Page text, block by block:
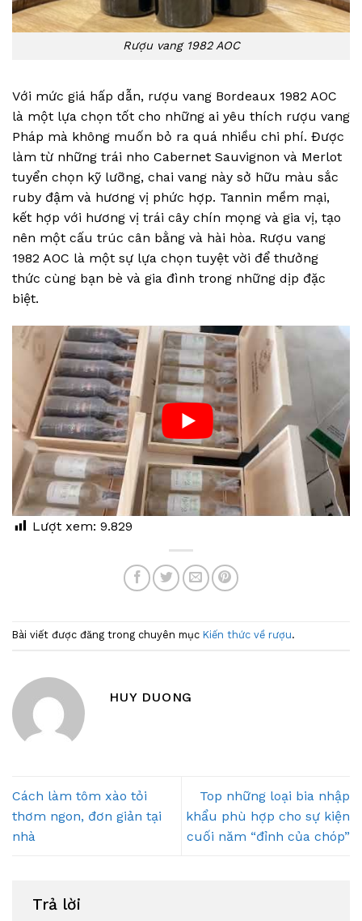
Rượu vang 1982 AOC
Với mức giá hấp dẫn, rượu vang Bordeaux 1982 AOC
là một lựa chọn tốt cho những ai yêu thích rượu vang
Pháp mà không muốn bỏ ra quá nhiều chi phí. Được
làm từ những trái nho Cabernet Sauvignon và Merlot
tuyển chọn kỹ lưỡng, chai vang này sở hữu màu sắc
ruby đậm và hương vị phức hợp. Tannin mềm mại,
kết hợp với hương vị trái cây chín mọng và gia vị, tạo
nên một cấu trúc cân bằng và hài hòa. Rượu vang
1982 AOC là một sự lựa chọn tuyệt vời để thưởng
thức cùng bạn bè và gia đình trong những dịp đặc
biệt.
Lượt xem: 9.829
Bài viết được đăng trong chuyên mục Kiến thức về rượu.
HUY DUONG
Cách làm tôm xào tỏi
thơm ngon, đơn giản tại
nhà
Top những loại bia nhập
khẩu phù hợp cho sự kiện
cuối năm “đỉnh của chóp”
Trả lời